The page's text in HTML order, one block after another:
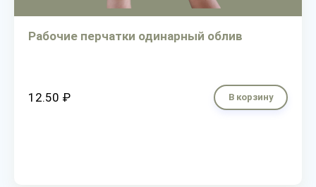
Рабочие перчатки одинарный облив
12.50 ₽ В корзину